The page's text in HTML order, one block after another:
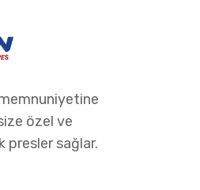
özel ve
presler sağlar.